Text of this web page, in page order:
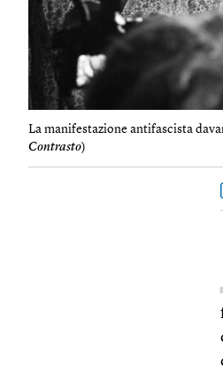
La manifestazione antifascista
Contrasto)